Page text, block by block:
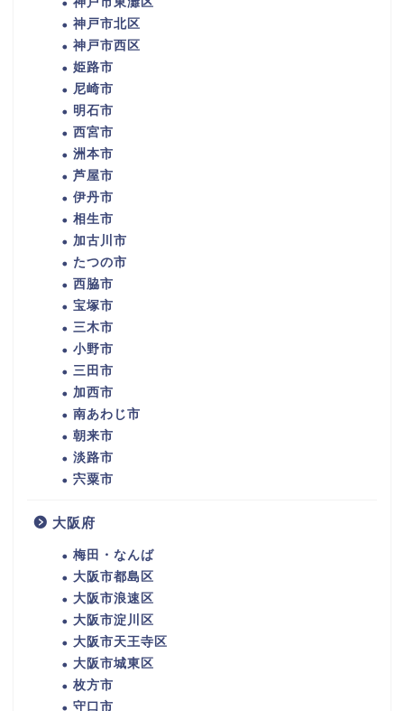
神戸市北区
神戸市西区
姫路市
尼崎市
明石市
西宮市
洲本市
芦屋市
伊丹市
相生市
加古川市
たつの市
西脇市
宝塚市
三木市
小野市
三田市
加西市
南あわじ市
朝来市
淡路市
宍粟市
大阪府
梅田・なんば
大阪市都島区
大阪市浪速区
大阪市淀川区
大阪市天王寺区
大阪市城東区
枚方市
守口市